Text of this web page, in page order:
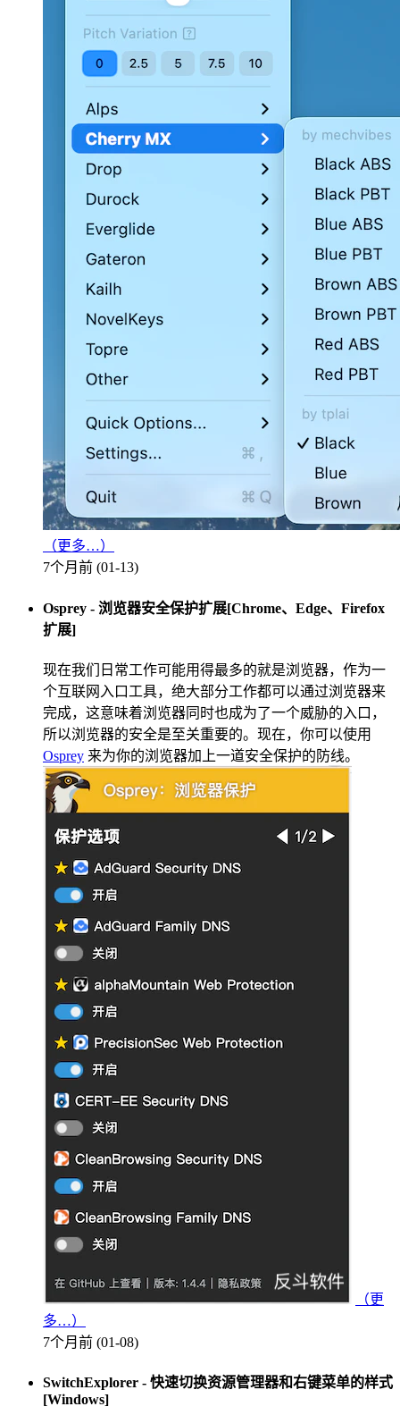
（更多…）
7个月前 (01-13)
Osprey - 浏览器安全保护扩展[Chrome、Edge、Firefox
扩展]
现在我们日常工作可能用得最多的就是浏览器，作为一
个互联网入口工具，绝大部分工作都可以通过浏览器来
完成，这意味着浏览器同时也成为了一个威胁的入口，
所以浏览器的安全是至关重要的。现在，你可以使用
Osprey 来为你的浏览器加上一道安全保护的防线。
（更
多…）
7个月前 (01-08)
SwitchExplorer - 快速切换资源管理器和右键菜单的样式
[Windows]